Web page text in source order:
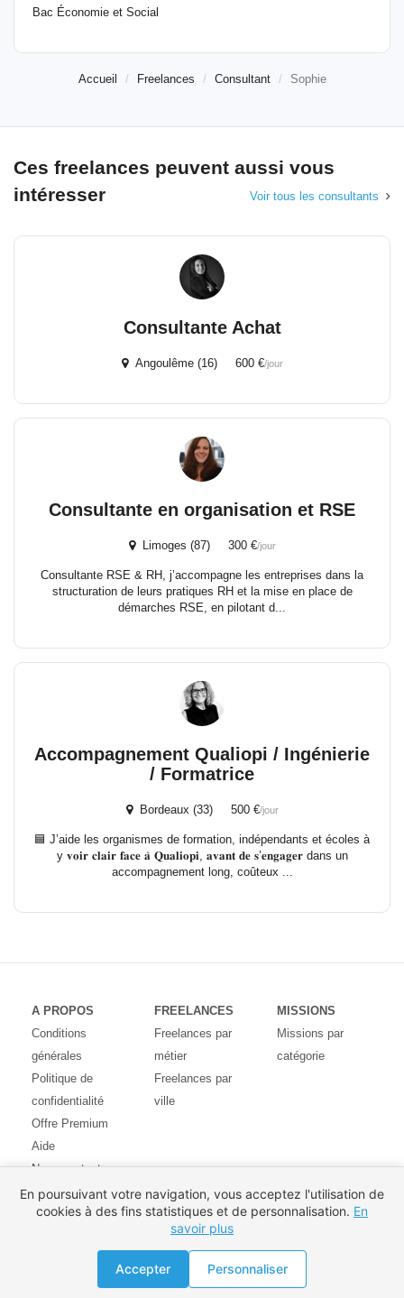
Bac Économie et Social
Accueil Freelances Consultant Sophie
Ces freelances peuvent aussi vous
intéresser
Voir tous les consultants
Consultante Achat
Angoulême (16) 600 €/jour
Consultante en organisation et RSE
Limoges (87) 300 €/jour
Consultante RSE & RH, j’accompagne les entreprises dans la
structuration de leurs pratiques RH et la mise en place de
démarches RSE, en pilotant d...
Accompagnement Qualiopi / Ingénierie
/ Formatrice
Bordeaux (33) 500 €/jour
🟦 J’aide les organismes de formation, indépendants et écoles à
y 𝐯𝐨𝐢𝐫 𝐜𝐥𝐚𝐢𝐫 𝐟𝐚𝐜𝐞 𝐚̀ 𝐐𝐮𝐚𝐥𝐢𝐨𝐩𝐢, 𝐚𝐯𝐚𝐧𝐭 𝐝𝐞 𝐬’𝐞𝐧𝐠𝐚𝐠𝐞𝐫 dans un
accompagnement long, coûteux ...
Proposer une mission
A PROPOS
Conditions
générales
Politique de
confidentialité
Offre Premium
Aide
Nous contacter
Avis des
utilisateurs
FREELANCES
Freelances par
métier
Freelances par
ville
MISSIONS
Missions par
catégorie
En poursuivant votre navigation, vous acceptez l'utilisation de
cookies à des fins statistiques et de personnalisation. En
savoir plus
Accepter Personnaliser